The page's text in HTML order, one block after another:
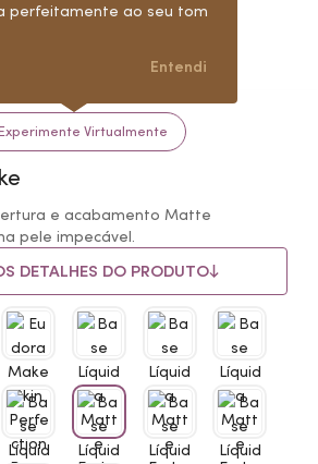
Virtualmente
perfeitamente ao seu tom
Entendi
e acabamento Matte
pele impecável.
DETALHES DO PRODUTO